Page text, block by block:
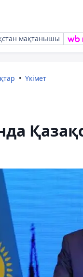
мақтанышы
Үкімет